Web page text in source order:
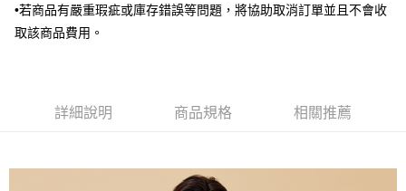
每筆NT$120，滿NT$3,000(含以上)免運費
新竹物流離島宅配
•若商品有嚴重瑕疵或庫存錯誤等問題，將協助取消訂單並且不會收
取該商品費用。
詳細說明 商品規格 相關推薦